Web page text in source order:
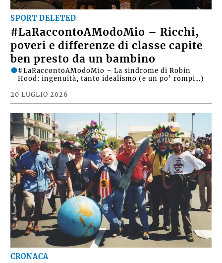
SPORT DELETED
#LaRaccontoAModoMio – Ricchi,
poveri e differenze di classe capite
ben presto da un bambino
20 LUGLIO 2026
#LaRaccontoAModoMio – La sindrome di Robin
Hood: ingenuità, tanto idealismo (e un po’ rompi…)
CRONACA